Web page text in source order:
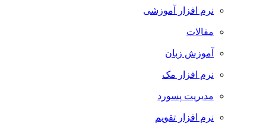
نرم افزار آموزشی
مقالات
آموزش زبان
نرم افزار مک
مدیریت پسورد
نرم افزار تقویم